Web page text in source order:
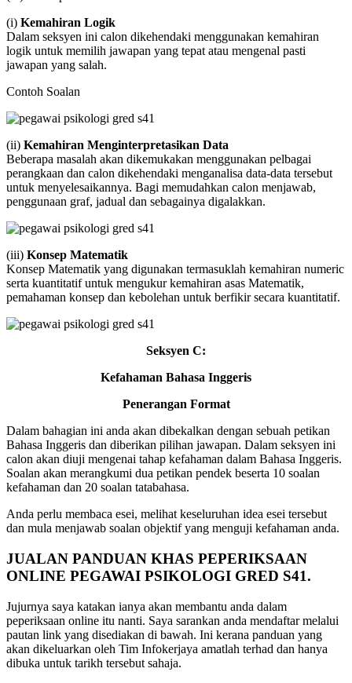
(i) Kemahiran Logik
Dalam seksyen ini calon dikehendaki menggunakan kemahiran
logik untuk memilih jawapan yang tepat atau mengenal pasti
jawapan yang salah.
Contoh Soalan
(ii) Kemahiran Menginterpretasikan Data
Beberapa masalah akan dikemukakan menggunakan pelbagai
perangkaan dan calon dikehendaki menganalisa data-data tersebut
untuk menyelesaikannya. Bagi memudahkan calon menjawab,
penggunaan graf, jadual dan sebagainya digalakkan.
(iii) Konsep Matematik
Konsep Matematik yang digunakan termasuklah kemahiran numeric
serta kuantitatif untuk mengukur kemahiran asas Matematik,
pemahaman konsep dan kebolehan untuk berfikir secara kuantitatif.
Seksyen C:
Kefahaman Bahasa Inggeris
Penerangan Format
Dalam bahagian ini anda akan dibekalkan dengan sebuah petikan
Bahasa Inggeris dan diberikan pilihan jawapan. Dalam seksyen ini
calon akan diuji mengenai tahap kefahaman dalam Bahasa Inggeris.
Soalan akan merangkumi dua petikan pendek beserta 10 soalan
kefahaman dan 20 soalan tatabahasa.
Anda perlu membaca esei, melihat keseluruhan idea esei tersebut
dan mula menjawab soalan objektif yang menguji kefahaman anda.
JUALAN PANDUAN KHAS PEPERIKSAAN
ONLINE PEGAWAI PSIKOLOGI GRED S41.
Jujurnya saya katakan ianya akan membantu anda dalam
peperiksaan online itu nanti. Saya sarankan anda mendaftar melalui
pautan link yang disediakan di bawah. Ini kerana panduan yang
akan dikeluarkan oleh Tim Infokerjaya amatlah terhad dan hanya
dibuka untuk tarikh tersebut sahaja.